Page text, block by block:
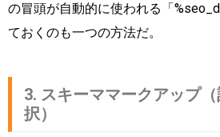
の冒頭が自動的に使われる「
ておくのも一つの方法だ。
3. スキーママークアップ
択）